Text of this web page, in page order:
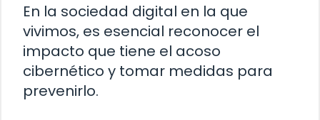
En la sociedad digital en la que
vivimos, es esencial reconocer el
impacto que tiene el acoso
cibernético y tomar medidas para
prevenirlo.